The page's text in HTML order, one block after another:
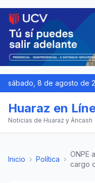
sábado, 8 de agosto de
Huaraz en
Noticias de Huaraz y Áncash
Inicio › Política ›
ONPE
cargo